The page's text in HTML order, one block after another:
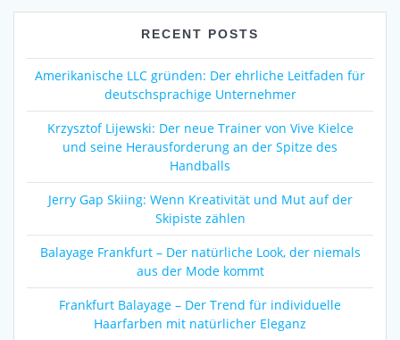
RECENT POSTS
Amerikanische LLC gründen: Der ehrliche Leitfaden für
deutschsprachige Unternehmer
Krzysztof Lijewski: Der neue Trainer von Vive Kielce
und seine Herausforderung an der Spitze des
Handballs
Jerry Gap Skiing: Wenn Kreativität und Mut auf der
Skipiste zählen
Balayage Frankfurt – Der natürliche Look, der niemals
aus der Mode kommt
Frankfurt Balayage – Der Trend für individuelle
Haarfarben mit natürlicher Eleganz